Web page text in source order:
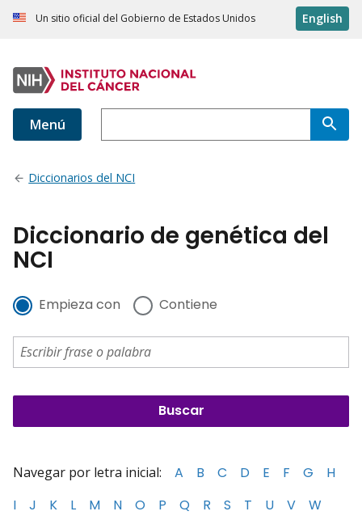
Un sitio oficial del Gobierno de Estados Unidos English
Menú
Diccionarios del NCI
Diccionario de genética del
NCI
Empieza con Contiene
Navegar por letra inicial: A B C D E F G
H
I
J K L M N O P Q R S T U V
W